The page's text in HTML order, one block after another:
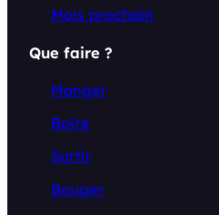
Mois prochain
Que faire ?
Manger
Boire
Sortir
Bouger